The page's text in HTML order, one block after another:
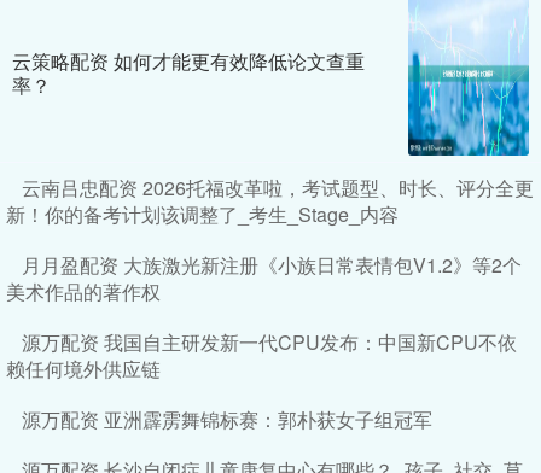
云策略配资 如何才能更有效降低论文查重
率？
云南吕忠配资 2026托福改革啦，考试题型、时长、评分全更
新！你的备考计划该调整了_考生_Stage_内容
月月盈配资 大族激光新注册《小族日常表情包V1.2》等2个
美术作品的著作权
源万配资 我国自主研发新一代CPU发布：中国新CPU不依
赖任何境外供应链
源万配资 亚洲霹雳舞锦标赛：郭朴获女子组冠军